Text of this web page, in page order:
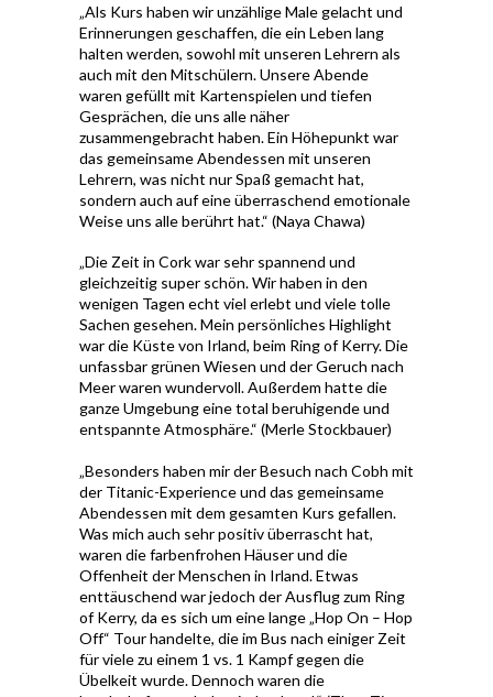
„Als Kurs haben wir unzählige Male gelacht und
Erinnerungen geschaffen, die ein Leben lang
halten werden, sowohl mit unseren Lehrern als
auch mit den Mitschülern. Unsere Abende
waren gefüllt mit Kartenspielen und tiefen
Gesprächen, die uns alle näher
zusammengebracht haben. Ein Höhepunkt war
das gemeinsame Abendessen mit unseren
Lehrern, was nicht nur Spaß gemacht hat,
sondern auch auf eine überraschend emotionale
Weise uns alle berührt hat.“ (Naya Chawa)
„Die Zeit in Cork war sehr spannend und
gleichzeitig super schön. Wir haben in den
wenigen Tagen echt viel erlebt und viele tolle
Sachen gesehen. Mein persönliches Highlight
war die Küste von Irland, beim Ring of Kerry. Die
unfassbar grünen Wiesen und der Geruch nach
Meer waren wundervoll. Außerdem hatte die
ganze Umgebung eine total beruhigende und
entspannte Atmosphäre.“ (Merle Stockbauer)
„Besonders haben mir der Besuch nach Cobh mit
der Titanic-Experience und das gemeinsame
Abendessen mit dem gesamten Kurs gefallen.
Was mich auch sehr positiv überrascht hat,
waren die farbenfrohen Häuser und die
Offenheit der Menschen in Irland. Etwas
enttäuschend war jedoch der Ausflug zum Ring
of Kerry, da es sich um eine lange „Hop On – Hop
Off“ Tour handelte, die im Bus nach einiger Zeit
für viele zu einem 1 vs. 1 Kampf gegen die
Übelkeit wurde. Dennoch waren die